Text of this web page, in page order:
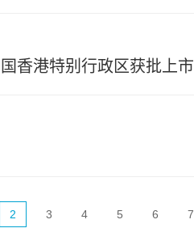
香港特别行政区获批上
2 3 4 5 6 7